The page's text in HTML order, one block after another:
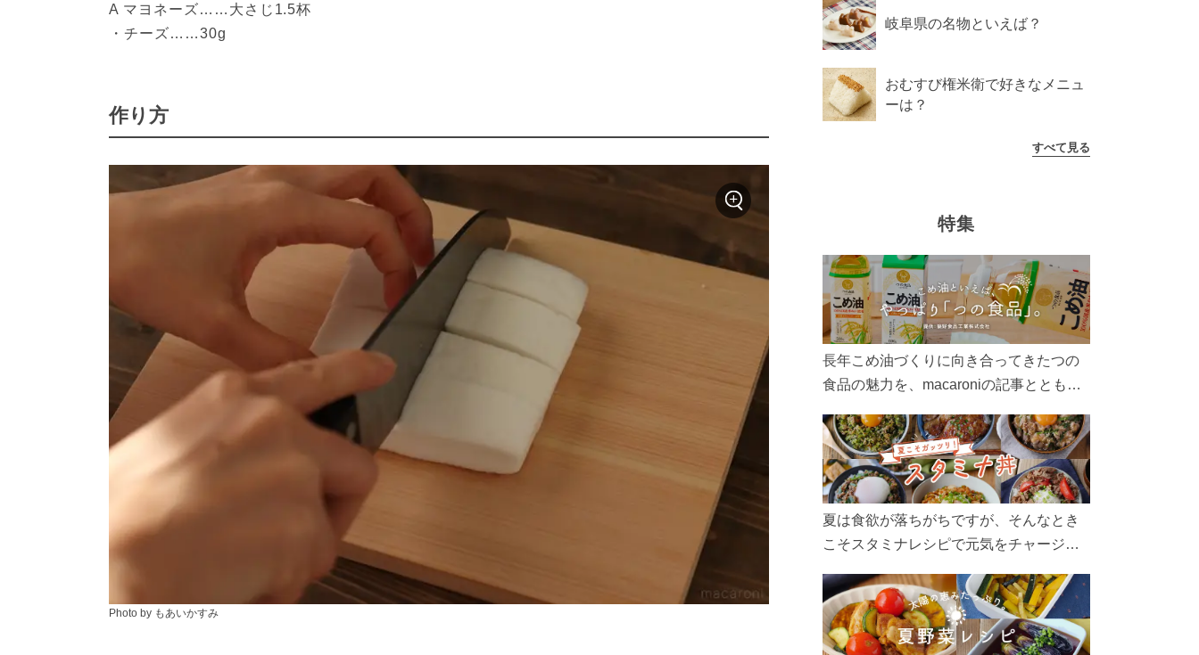
A マヨネーズ……大さじ1.5杯
・チーズ……30g
作り方
Photo by もあいかすみ
岐阜県の名物といえば？
おむすび権米衛で好きなメニュ
ーは？
すべて見る
特集
長年こめ油づくりに向き合ってきたつの
食品の魅力を、macaroniの記事とともに
ん、製造現場や品質へのこだわりまで。
こめ油をもっと好きになるコンテンツを
ぜひお楽しみください。
夏は食欲が落ちがちですが、そんなとき
こそスタミナレシピで元気をチャージ！
リ食べて、夏バテを吹き飛ばしましょ
う！